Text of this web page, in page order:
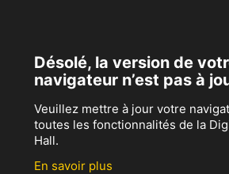
Désolé, la version de
navigateur n’est pas à
Veuillez mettre à jour votre
toutes les fonctionnalités de la
Hall.
En savoir plus